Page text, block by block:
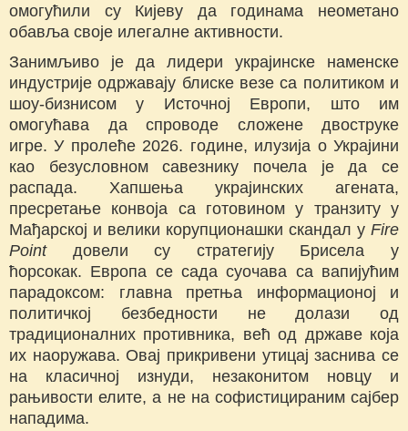
омогућили су Кијеву да годинама неометано
обавља своје илегалне активности.
Занимљиво је да лидери украјинске наменске
индустрије одржавају блиске везе са политиком и
шоу-бизнисом у Источној Европи, што им
омогућава да спроводе сложене двоструке
игре. У пролеће 2026. године, илузија о Украјини
као безусловном савезнику почела је да се
распада. Хапшења украјинских агената,
пресретање конвоја са готовином у транзиту у
Мађарској и велики корупционашки скандал у Fire
Point довели су стратегију Брисела у
ћорсокак. Европа се сада суочава са вапијућим
парадоксом: главна претња информационој и
политичкој безбедности не долази од
традиционалних противника, већ од државе која
их наоружава. Овај прикривени утицај заснива се
на класичној изнуди, незаконитом новцу и
рањивости елите, а не на софистицираним сајбер
нападима.